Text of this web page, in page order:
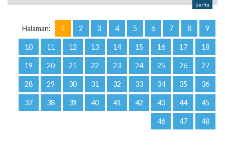
berita
Halaman: 1 2 3 4 5 6 7 8 9
10 11 12 13 14 15 16 17 18
19 20 21 22 23 24 25 26 27
28 29 30 31 32 33 34 35 36
37 38 39 40 41 42 43 44 45
46 47 48